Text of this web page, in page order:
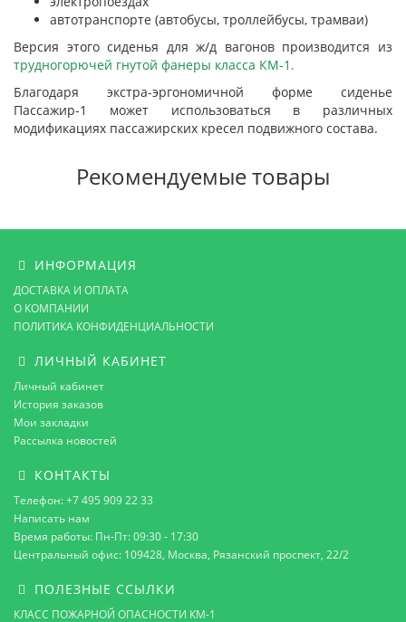
автотранспорте (автобусы, троллейбусы, трамваи)
Версия этого сиденья для ж/д вагонов производится из
трудногорючей гнутой фанеры класса КМ-1.
Благодаря экстра-эргономичной форме сиденье
Пассажир-1 может использоваться в различных
модификациях пассажирских кресел подвижного состава.
Рекомендуемые товары
ИНФОРМАЦИЯ
ДОСТАВКА И ОПЛАТА
О КОМПАНИИ
ПОЛИТИКА КОНФИДЕНЦИАЛЬНОСТИ
ЛИЧНЫЙ КАБИНЕТ
Личный кабинет
История заказов
Мои закладки
Рассылка новостей
КОНТАКТЫ
Телефон: +7 495 909 22 33
Написать нам
Время работы: Пн-Пт: 09:30 - 17:30
Центральный офис: 109428, Москва, Рязанский проспект, 22/2
ПОЛЕЗНЫЕ ССЫЛКИ
КЛАСС ПОЖАРНОЙ ОПАСНОСТИ КМ-1